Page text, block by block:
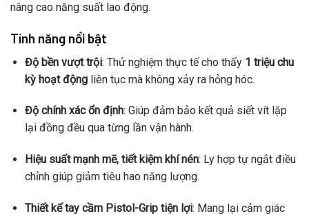
nâng cao năng suất lao động.
Tính năng nổi bật
Độ bền vượt trội: Thử nghiệm thực tế cho thấy 1 triệu chu
kỳ hoạt độngliên tục mà không xảy ra hỏng hóc.
Độ chính xác ổn định: Giúp đảm bảo kết quả siết vít lặp
lại đồng đều qua từng lần vận hành.
Hiệu suất mạnh mẽ, tiết kiệm khí nén: Ly hợp tự ngắt điều
chỉnh giúp giảm tiêu hao năng lượng.
Thiết kế tay cầm Pistol-Grip tiện lợi: Mang lại cảm giác